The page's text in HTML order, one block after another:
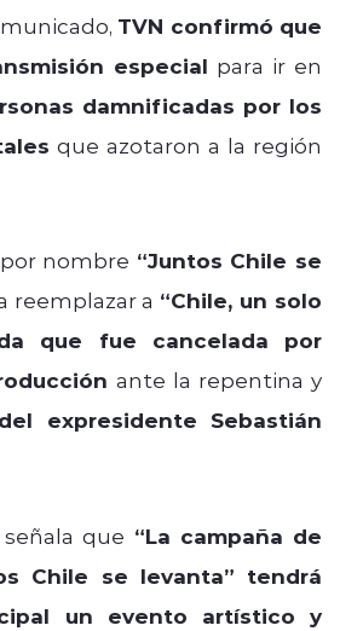
TVN confirmó que
especial para ir en
damnificadas por los
que azotaron a la región
nombre “Juntos Chile se
reemplazar a “Chile, un solo
que fue cancelada por
ante la repentina y
expresidente Sebastián
que “La campaña de
Chile se levanta” tendrá
un evento artístico y